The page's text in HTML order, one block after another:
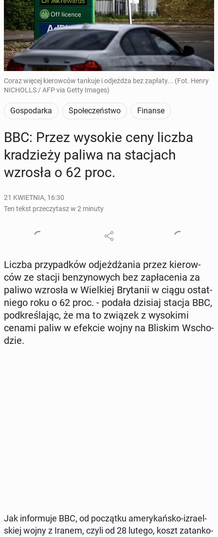
Coraz więcej kierowców tankuje i odjeżdża bez zapłaty... (Fot. Henry
NICHOLLS / AFP via Getty Images)
Gospodarka Społeczeństwo Finanse
BBC: Przez wysokie ceny liczba
kra­dzie­ży paliwa na sta­cjach
wzrosła o 62 proc.
21 KWIETNIA, 16:30
Ten tekst przeczytasz w 2 minuty
Liczba przy­pad­ków od­jeż­dża­nia przez kie­row­
ców ze stacji ben­zy­no­wych bez za­pła­ce­nia za
paliwo wzrosła w Wiel­kiej Bry­ta­nii w ciągu ostat­
nie­go roku o 62 proc. - podała dzisiaj stacja BBC,
pod­kre­śla­jąc, że ma to związek z wy­so­ki­mi
cenami paliw w efekcie wojny na Bliskim Wscho­
dzie.
Jak in­for­mu­je BBC, od po­cząt­ku ame­ry­kań­sko-izra­el­
skiej wojny z Iranem, czyli od 28 lutego, koszt za­tan­ko­